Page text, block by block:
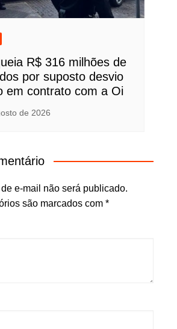
R$ 316 milhões de
por suposto desvio
em contrato com a Oi
de 2026
e-mail não será publicado.
são marcados com *